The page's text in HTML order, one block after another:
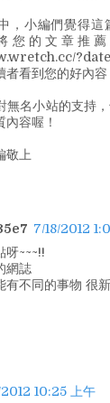
，小編們覺得這
您的文章推
者看到您的好內容
無名小站的支持
內容喔！
敬上
7/18/2012
呀~~~!!
網誌
有不同的事物 很
2012 10:25 上午